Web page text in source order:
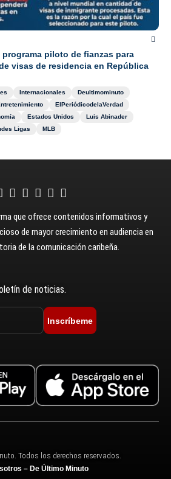
programa piloto de fianzas para
visas de residencia en República
Internacionales
Deultimominuto
ElPeriódicodelaVerdad
Estados Unidos
Luis Abinader
Ligas MLB
que ofrece contenidos informativos y
de mayor crecimiento en audiencia en
de la comunicación caribeña.
de noticias.
Inscríbeme
Todos los derechos reservados.
– De Último Minuto